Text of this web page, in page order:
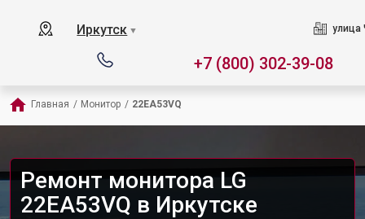
Иркутск ▼ улица
+7 (800) 302-39-08
Главная / Монитор / 22EA53VQ
Ремонт монитора LG
22EA53VQ в Иркутске